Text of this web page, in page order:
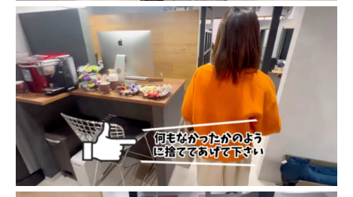
予約専用LINE Instagram YouTube